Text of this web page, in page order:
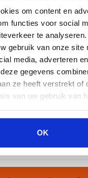
om content en
functies voor social
te
gebruik van onze site
media, adverteren
gegevens
ze heeft verstrekt of
van uw gebruik van
OK
in onze winkels